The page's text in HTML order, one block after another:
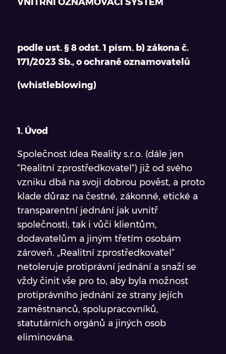
podle ust. § 8 odst. 1 písm. b) zákona č.
171/2023 Sb., o ochraně oznamovatelů
(whistleblowing)
1. Úvod
Společnost Idea Reality s.r.o. (dále jen
“Realitní zprostředkovatel“) již od svého
vzniku dbá na svoji dobrou pověst, a proto
klade důraz na čestné, zákonné, etické a
transparentní jednání jak uvnitř
společnosti, tak i vůči klientům,
dodavatelům a jiným třetím osobám
zároveň. „Realitní zprostředkovatel“
netoleruje protiprávní jednání a snaží se
vždy činit vše pro to, aby byla možnost
protiprávního jednání ze strany jejích
zaměstnanců, spolupracovníků,
statutárních orgánů a jiných osob
eliminována.